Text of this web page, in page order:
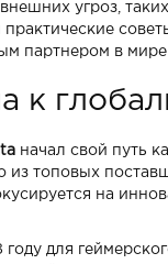
угроз,
практические
партнером в
к
начал свой путь
топовых
на
для